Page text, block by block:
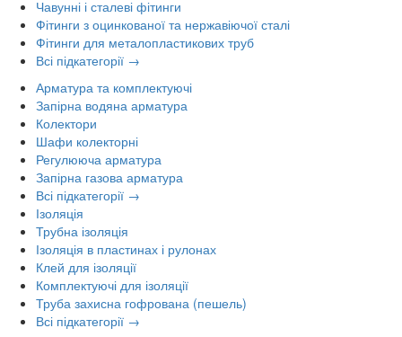
Чавунні і сталеві фітинги
Фітинги з оцинкованої та нержавіючої сталі
Фітинги для металопластикових труб
Всі підкатегорії →
Арматура та комплектуючі
Запірна водяна арматура
Колектори
Шафи колекторні
Регулююча арматура
Запірна газова арматура
Всі підкатегорії →
Ізоляція
Трубна ізоляція
Ізоляція в пластинах і рулонах
Клей для ізоляції
Комплектуючі для ізоляції
Труба захисна гофрована (пешель)
Всі підкатегорії →